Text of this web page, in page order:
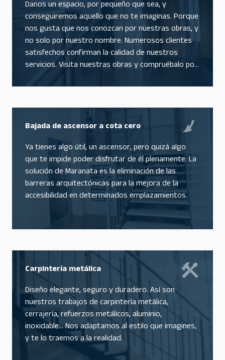
Bajada de ascensor a cota cero
Ya tienes algo útil, un ascensor, pero quizá algo
que te impide poder disfrutar de él plenamente. La
solución de Maranata es la eliminación de las
barreras arquitectónicas para la mejora de la
accesibilidad en determinados emplazamientos.
Carpintería metálica
Diseño elegante, seguro y duradero. Así son
nuestros trabajos de carpintería metálica,
cerrajería, refuerzos metálicos, aluminio,
inoxidable… Nos adaptamos al estilo que imagines,
y te lo traemos a la realidad.
Danos un espacio, por pequeño que sea, y
conseguiremos aquello que no te imaginas. Porque
nos gusta que nos conozcan por nuestras obras, y
no solo por nuestro nombre. Numerosos clientes
satisfechos confirman la calidad de nuestros
servicios. Visita nuestras obras y compruébalo por
damos la mejor solución.